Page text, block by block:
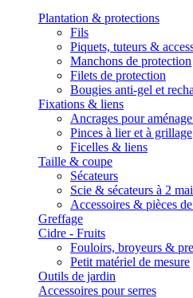
Plantation & protections
Fils
Piquets, tuteurs &
Manchons de protection
Filets de protection
Bougies anti-gel et
Fixations & liens
Ancrages pour
Pinces à lier et à grillage
Ficelles & liens
Taille & coupe
Sécateurs
Scie & sécateurs à 2
Accessoires & pièces
Greffage
Cidre - Fruits
Fouloirs, broyeurs &
Petit matériel de mesure
Outils de jardin
Accessoires pour serres